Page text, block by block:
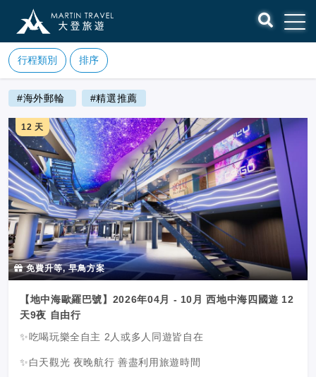
行程類別 排序
#海外郵輪 #精選推薦
免費升等, 早鳥方案
12 天
【地中海歐羅巴號】2026年04月 - 10月 西地中海四國遊 12
天9夜 自由行
✨吃喝玩樂全自主 2人或多人同遊皆自在
✨白天觀光 夜晚航行 善盡利用旅遊時間